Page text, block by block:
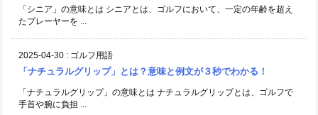
「シニア」の意味とは シニアとは、ゴルフにおいて、一定の年齢を超え
たプレーヤーを ...
2025-04-30 : ゴルフ用語
「ナチュラルグリップ」とは？意味と例文が３秒でわかる！
「ナチュラルグリップ」の意味とは ナチュラルグリップとは、ゴルフで
手首や腕に負担 ...